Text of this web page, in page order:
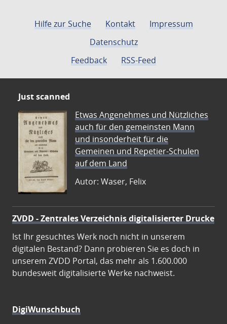
Hilfe zur Suche Kontakt
Impressum
Datenschutz
Feedback
RSS-Feed
Just scanned
Etwas Angenehmes und Nützliches
auch für den gemeinsten Mann
und insonderheit für die
Gemeinen und Repetier-Schulen
auf dem Land
Autor: Waser, Felix
ZVDD - Zentrales Verzeichnis digitalisierter Drucke
Ist Ihr gesuchtes Werk noch nicht in unserem
digitalen Bestand? Dann probieren Sie es doch in
unserem ZVDD Portal, das mehr als 1.600.000
bundesweit digitalisierte Werke nachweist.
DigiWunschbuch